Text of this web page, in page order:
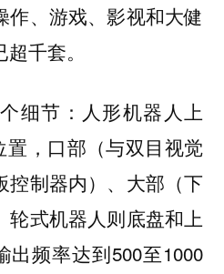
作、游戏、影视和大健
千套。
细节：人形机器人上
置，口部（与双目视觉
控制器内）、大部（下
轮式机器人则底盘和上
出频率达到500至1000